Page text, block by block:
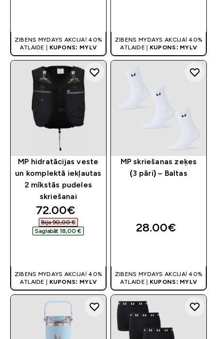
ZIBENS MYDAYS AKCIJA! 40%
ATLAIDE | KUPONS: MYLV
ZIBENS MYDAYS AKCIJA! 40%
ATLAIDE | KUPONS: MYLV
MP hidratācijas veste
un komplektā iekļautas
2 mīkstās pudeles
skriešanai
discounted price
72.00€‎
Bija 90,00 €‎
Saglabāt 18,00 €‎
ZIBENS MYDAYS AKCIJA! 40%
ATLAIDE |
KUPONS: MYLV
MP skriešanas zeķes
(3 pāri) – Baltas
28.00€‎
ZIBENS MYDAYS AKCIJA! 40%
ATLAIDE | KUPONS: MYLV